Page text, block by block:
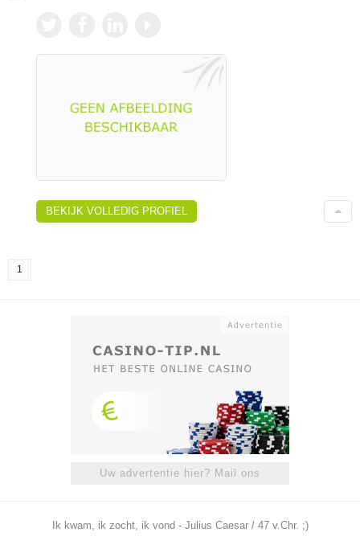
BEKIJK VOLLEDIG PROFIEL
1
Uw advertentie hier? Mail ons
Ik kwam, ik zocht, ik vond - Julius Caesar / 47 v.Chr. ;)